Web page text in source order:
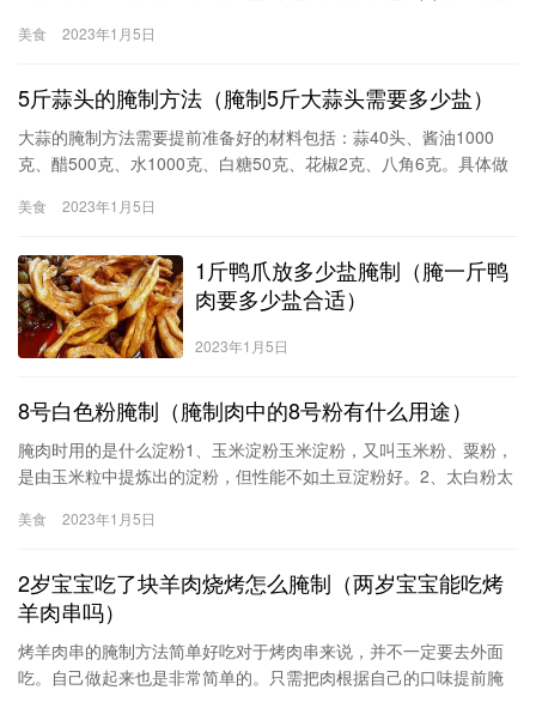
火，再放入大蒜浸渍20分钟，捞起沥干水份放凉备用。(3)将调味料
大蒜与冷却的糖醋汁一起放入容器中腌渍，
美食 2023年1月5日
5斤蒜头的腌制方法（腌制5斤大蒜头需要多少盐）
大蒜的腌制方法需要提前准备好的材料包括：蒜40头、酱油1000
克、醋500克、水1000克、白糖50克、花椒2克、八角6克。具体做
放到盆里，用水泡一下。2、泡好的大蒜捞出来，放到篦子上，控干
料、白糖和水倒入锅里，大火煮开然后
美食 2023年1月5日
1斤鸭爪放多少盐腌制（腌一斤鸭
肉要多少盐合适）
2023年1月5日
8号白色粉腌制（腌制肉中的8号粉有什么用途）
腌肉时用的是什么淀粉1、玉米淀粉玉米淀粉，又叫玉米粉、粟粉，
是由玉米粒中提炼出的淀粉，但性能不如土豆淀粉好。2、太白粉太
粉，台湾叫太白粉。由马铃薯磨碎后，经揉洗、沉淀制作而成。特
较差。3、绿豆淀
美食 2023年1月5日
2岁宝宝吃了块羊肉烧烤怎么腌制（两岁宝宝能吃烤
羊肉串吗）
烤羊肉串的腌制方法简单好吃对于烤肉串来说，并不一定要去外面
吃。自己做起来也是非常简单的。只需把肉根据自己的口味提前腌